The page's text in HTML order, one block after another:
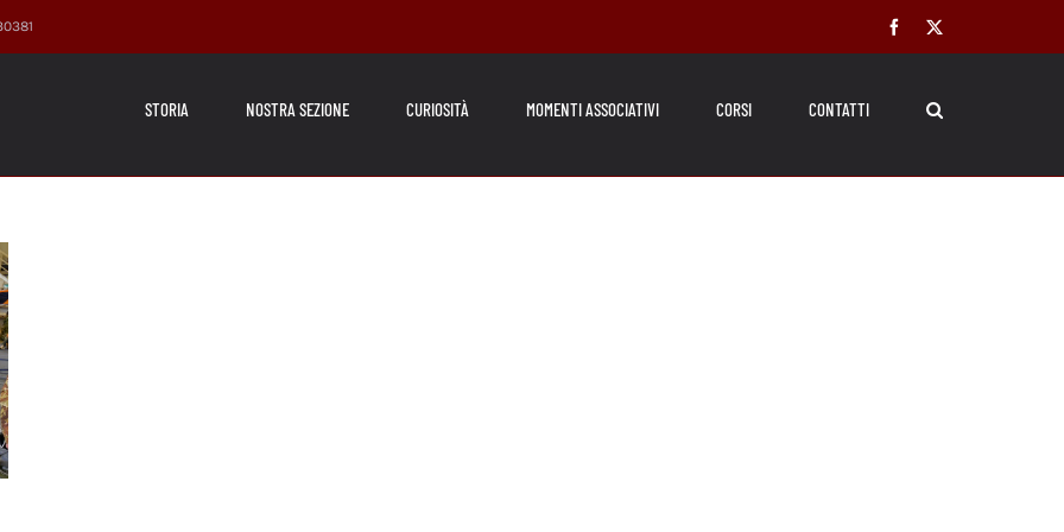
Facebook
STORIA NOSTRA SEZIONE CURIOSITÀ MOMENTI ASSOCIATIVI CORSI CONTATTI